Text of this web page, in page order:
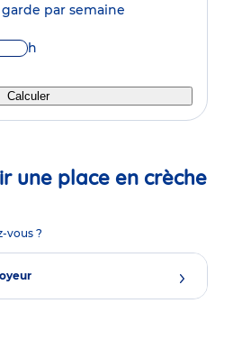
par semaine
h
Calculer
une place en crèche
vous ?